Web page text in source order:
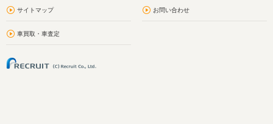
サイトマップ お問い合わせ
車買取・車査定